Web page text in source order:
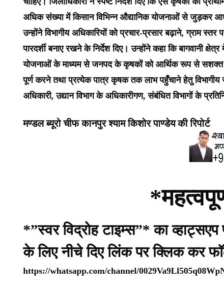
अधिक संख्या में किसान विभिन्न औद्यानिक योजनाओं से जुड़कर
उन्होंने विभागीय अधिकारियों को प्रचार-प्रसार बढ़ाने,
पारदर्शी बनाए रखने के निर्देश दिए। उन्होंने कहा कि बागवानी
योजनाओं के माध्यम से जनपद के कृषकों को आर्थिक रूप से सशक्त
पूर्ण करने तथा प्रत्येक पात्र कृषक तक लाभ पहुँचाने हेतु
अधिकारी, उद्यान विभाग के अधिकारीगण, संबंधित विभागों के
मण्डल ब्यूरो चीफ कानपुर श्याम किशोर पाण्डेय की रिपोर्ट
*”स्वर विद्रोह टाइम्स”* का
के लिए नीचे दिए लिंक पर क्लिक कर
https://whatsapp.com/channel/